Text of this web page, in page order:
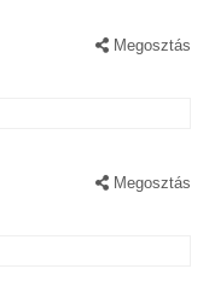
Megosztás
Megosztás